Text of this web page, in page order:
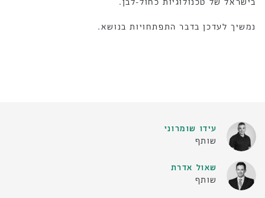
נמשיך לעדכן בדבר התפתחויות בנושא.
עידו שומרוני
שותף
שאול אדרת
שותף